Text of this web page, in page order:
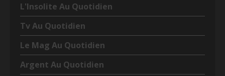
L'Insolite Au Quotidien
Tv Au Quotidien
Le Mag Au Quotidien
Argent Au Quotidien